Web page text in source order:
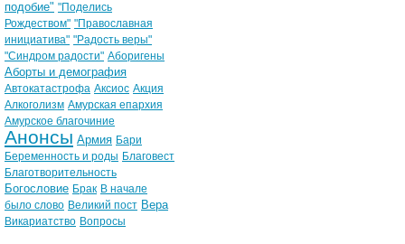
подобие" "Поделись
Рождеством" "Православная
инициатива" "Радость веры"
"Синдром радости" Аборигены
Аборты и демография
Автокатастрофа Аксиос Акция
Алкоголизм Амурская епархия
Амурское благочиние
Анонсы Армия Бари
Беременность и роды Благовест
Благотворительность
Богословие Брак В начале
было слово Великий пост Вера
Викариатство Вопросы